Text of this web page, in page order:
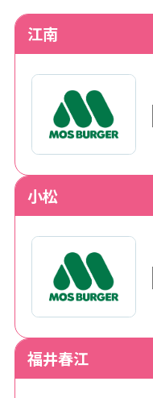
江南
小松
福井春江